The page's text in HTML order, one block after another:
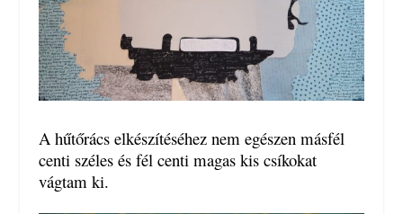
A hűtőrács elkészítéséhez nem egészen másfél
centi széles és fél centi magas kis csíkokat
vágtam ki.